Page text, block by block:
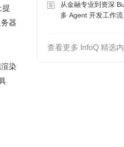
提
器
染
8
从金融专业到资深
多 Agent 开发工作
查看更多 InfoQ 精选